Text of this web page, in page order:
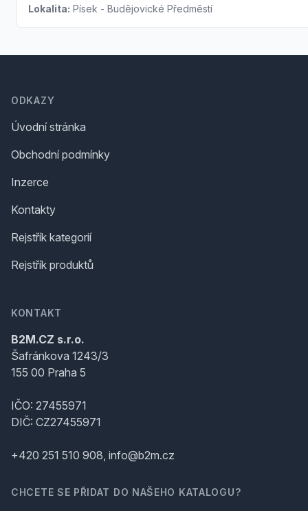
Lokalita: Písek - Budějovické Předměstí
ODKAZY
Úvodní stránka
Obchodní podmínky
Inzerce
Kontakty
Rejstřík kategorií
Rejstřík produktů
KONTAKT
B2M.CZ s.r.o.
Šafránkova 1243/3
155 00 Praha 5
IČO: 27455971
DIČ: CZ27455971
+420 251 510 908, info@b2m.cz
CHCETE SE PŘIDAT DO NAŠEHO KATALOGU?